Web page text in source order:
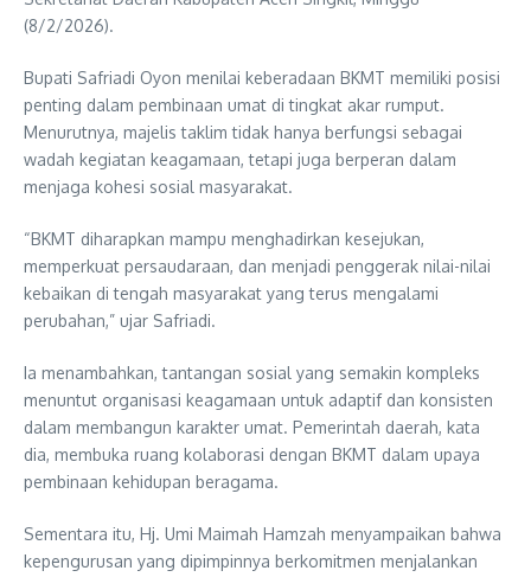
(8/2/2026).
Bupati Safriadi Oyon menilai keberadaan BKMT memiliki posisi
penting dalam pembinaan umat di tingkat akar rumput.
Menurutnya, majelis taklim tidak hanya berfungsi sebagai
wadah kegiatan keagamaan, tetapi juga berperan dalam
menjaga kohesi sosial masyarakat.
“BKMT diharapkan mampu menghadirkan kesejukan,
memperkuat persaudaraan, dan menjadi penggerak nilai-nilai
kebaikan di tengah masyarakat yang terus mengalami
perubahan,” ujar Safriadi.
Ia menambahkan, tantangan sosial yang semakin kompleks
menuntut organisasi keagamaan untuk adaptif dan konsisten
dalam membangun karakter umat. Pemerintah daerah, kata
dia, membuka ruang kolaborasi dengan BKMT dalam upaya
pembinaan kehidupan beragama.
Sementara itu, Hj. Umi Maimah Hamzah menyampaikan bahwa
kepengurusan yang dipimpinnya berkomitmen menjalankan